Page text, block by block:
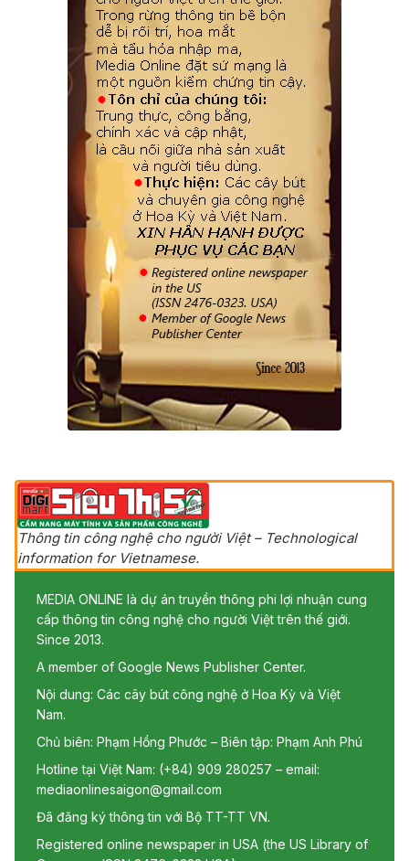
Thông tin công nghệ cho người Việt – Technological
information for Vietnamese.
MEDIA ONLINE là dự án truyền thông phi lợi nhuận cung
cấp thông tin công nghệ cho người Việt trên thế giới.
Since 2013.
A member of Google News Publisher Center.
Nội dung: Các cây bút công nghệ ở Hoa Kỳ và Việt
Nam.
Chủ biên: Phạm Hồng Phước – Biên tập: Phạm Anh Phú
Hotline tại Việt Nam: (+84) 909 280257 – email:
mediaonlinesaigon@gmail.com
Đã đăng ký thông tin với Bộ TT-TT VN.
Registered online newspaper in USA (the US Library of